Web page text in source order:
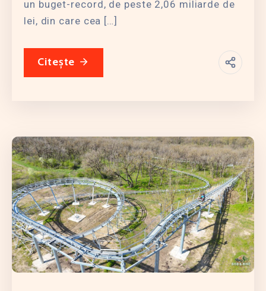
un buget-record, de peste 2,06 miliarde de
lei, din care cea […]
Citește